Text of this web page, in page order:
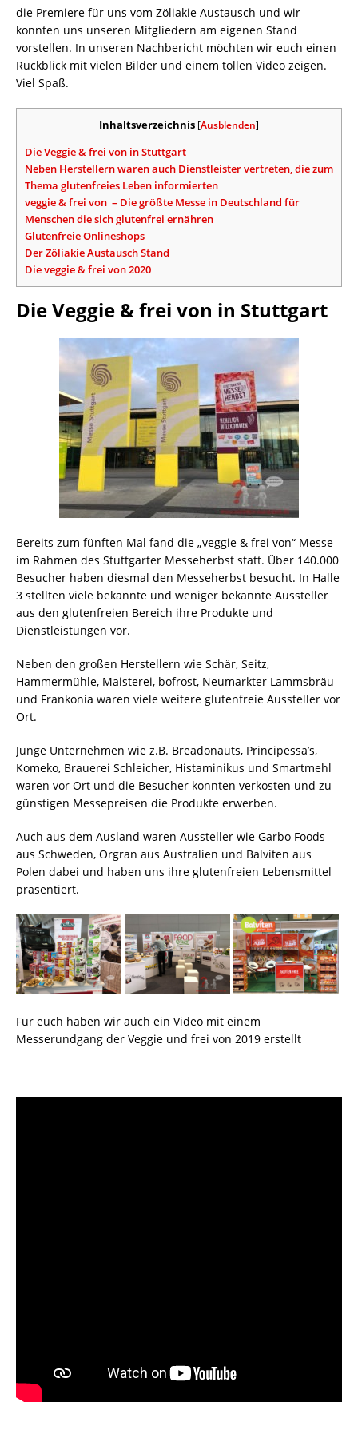
die Premiere für uns vom Zöliakie Austausch und wir
konnten uns unseren Mitgliedern am eigenen Stand
vorstellen. In unseren Nachbericht möchten wir euch einen
Rückblick mit vielen Bilder und einem tollen Video zeigen.
Viel Spaß.
Inhaltsverzeichnis [Ausblenden]
Die Veggie & frei von in Stuttgart
Neben Herstellern waren auch Dienstleister vertreten, die zum
Thema glutenfreies Leben informierten
veggie & frei von – Die größte Messe in Deutschland für
Menschen die sich glutenfrei ernähren
Glutenfreie Onlineshops
Der Zöliakie Austausch Stand
Die veggie & frei von 2020
Die Veggie & frei von in Stuttgart
Bereits zum fünften Mal fand die „veggie & frei von“ Messe
im Rahmen des Stuttgarter Messeherbst statt. Über 140.000
Besucher haben diesmal den Messeherbst besucht. In Halle
3 stellten viele bekannte und weniger bekannte Aussteller
aus den glutenfreien Bereich ihre Produkte und
Dienstleistungen vor.
Neben den großen Herstellern wie Schär, Seitz,
Hammermühle, Maisterei, bofrost, Neumarkter Lammsbräu
und Frankonia waren viele weitere glutenfreie Aussteller vor
Ort.
Junge Unternehmen wie z.B. Breadonauts, Principessa’s,
Komeko, Brauerei Schleicher, Histaminikus und Smartmehl
waren vor Ort und die Besucher konnten verkosten und zu
günstigen Messepreisen die Produkte erwerben.
Auch aus dem Ausland waren Aussteller wie Garbo Foods
aus Schweden, Orgran aus Australien und Balviten aus
Polen dabei und haben uns ihre glutenfreien Lebensmittel
präsentiert.
Für euch haben wir auch ein Video mit einem
Messerundgang der Veggie und frei von 2019 erstellt